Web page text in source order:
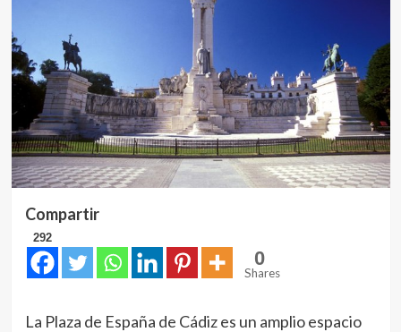
Compartir
292
0
Shares
La Plaza de España de Cádiz es un amplio espacio